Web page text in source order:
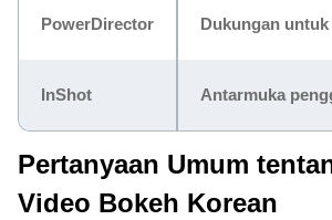
PowerDirector Dukungan
InShot Antarmuka
Pertanyaan Umum
Video Bokeh Korean